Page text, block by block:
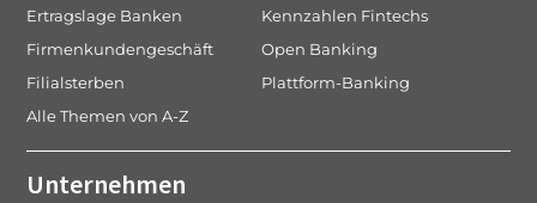
Ertragslage Banken
Kennzahlen Fintechs
Firmenkundengeschäft
Open Banking
Filialsterben
Plattform-Banking
Alle Themen von A-Z
Unternehmen